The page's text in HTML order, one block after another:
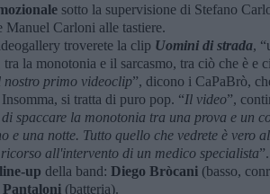
sotto la supervisione di Stefano
Manuel Carloni alle tastiere.
troverete la clip Uomini di strada,
tra la monotonia e il sarcasmo, tra ciò che è e
nostro primo videoclip”, dicono i CaPaBrò,
si tratta di puro pop. “Il video”,
spaccare la monotonia tra una prova e un
e una notte. Tutto quello che vedrete è
all'intervento di un medico specialista”.
line-up della band: Diego Bròcani (basso,
(batteria).